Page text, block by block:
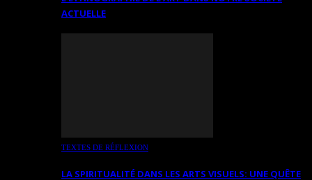
ACTUELLE
TEXTES DE RÉFLEXION
LA SPIRITUALITÉ DANS LES ARTS VISUELS: UNE QUÊTE